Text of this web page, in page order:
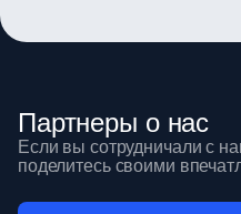
Партнеры о нас
Если вы сотрудничали с
поделитесь своими